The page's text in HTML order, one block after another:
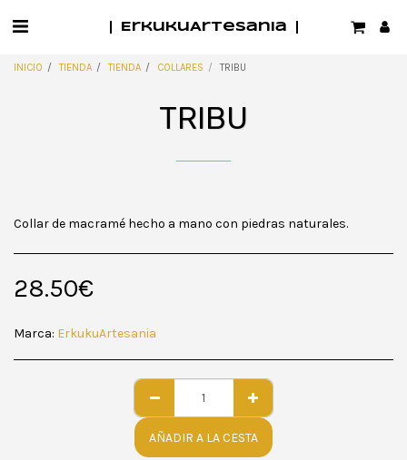
ErkukuArtesania
INICIO TIENDA TIENDA COLLARES TRIBU
TRIBU
Collar de macramé hecho a mano con piedras naturales.
28.50€
Marca: ErkukuArtesania
AÑADIR A LA CESTA